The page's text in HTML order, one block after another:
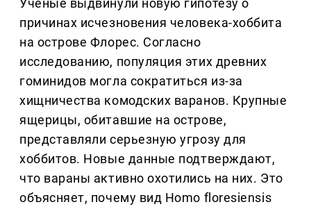
Ученые выдвинули новую гипотезу о
причинах исчезновения человека-хоббита
на острове Флорес. Согласно
исследованию, популяция этих древних
гоминидов могла сократиться из-за
хищничества комодских варанов. Крупные
ящерицы, обитавшие на острове,
представляли серьезную угрозу для
хоббитов. Новые данные подтверждают,
что вараны активно охотились на них. Это
объясняет, почему вид Homo floresiensis